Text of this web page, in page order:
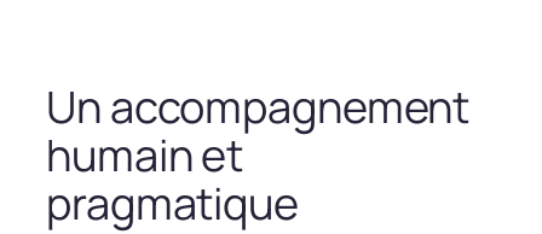
Un accompagnement
humain et
pragmatique